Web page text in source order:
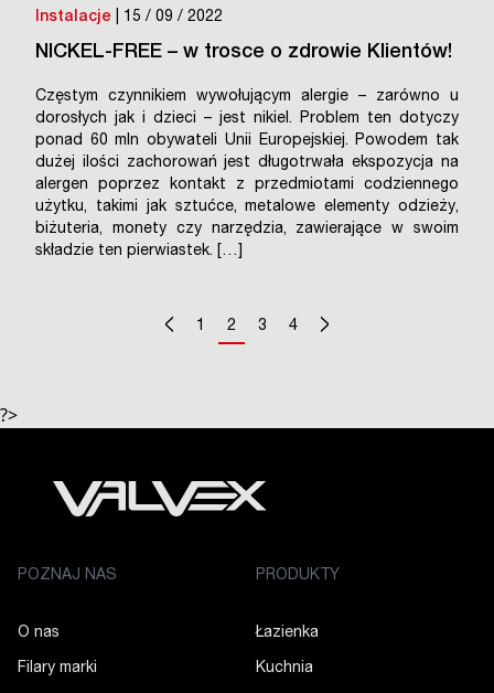
Instalacje | 15 / 09 / 2022
NICKEL-FREE – w trosce o zdrowie Klientów!
Częstym czynnikiem wywołującym alergie – zarówno u
dorosłych jak i dzieci – jest nikiel. Problem ten dotyczy
ponad 60 mln obywateli Unii Europejskiej. Powodem tak
dużej ilości zachorowań jest długotrwała ekspozycja na
alergen poprzez kontakt z przedmiotami codziennego
użytku, takimi jak sztućce, metalowe elementy odzieży,
biżuteria, monety czy narzędzia, zawierające w swoim
składzie ten pierwiastek. […]
< 1 2 3 4 >
?>
POZNAJ NAS
O nas
Filary marki
PRODUKTY
Łazienka
Kuchnia